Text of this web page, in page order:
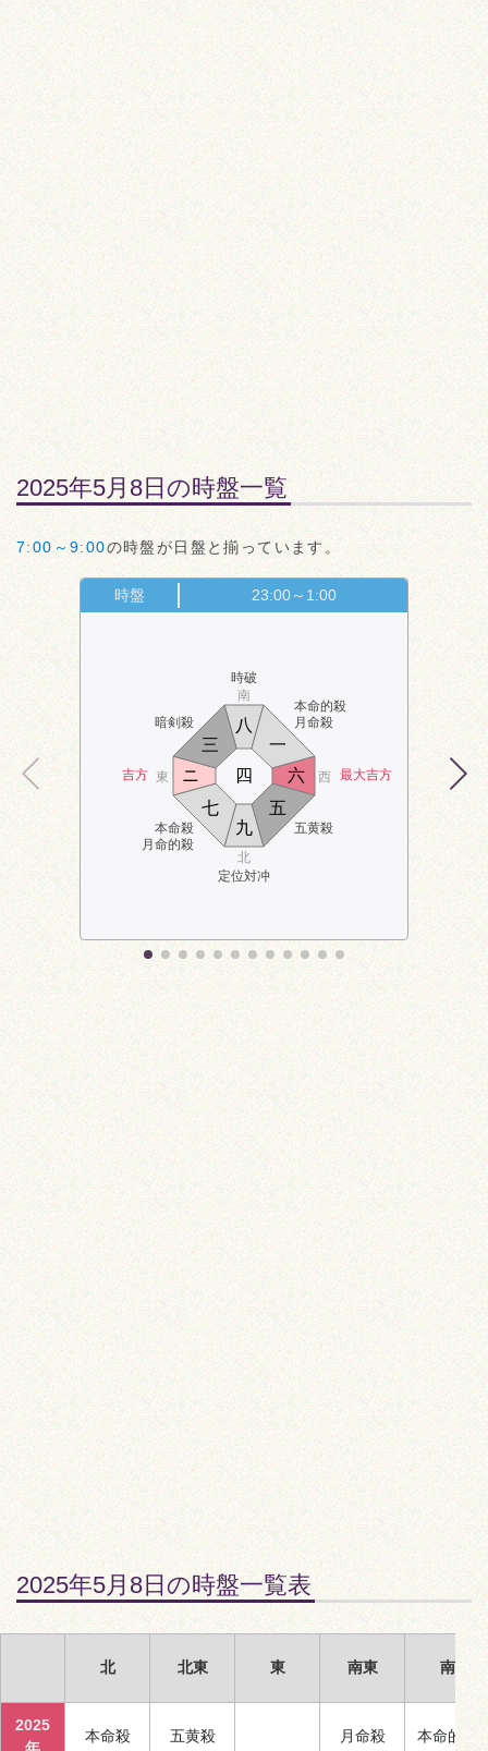
2025年5月8日の時盤一覧
7:00～9:00の時盤が日盤と揃っています。
時盤 23:00～1:00
暗剣殺
時破
本命的殺
月命殺
吉方 最大吉方
本命殺
月命的殺
定位対冲
五黄殺
南
北
東 西
九
一
ニ
三
四
五
六
七
八
2025年5月8日の時盤一覧表
北 北東 東 南東 南
2025
本命殺 五黄殺 月命殺 本命的殺